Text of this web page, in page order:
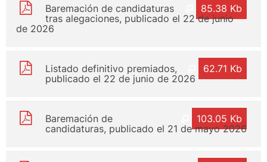
85.38 Kb
Baremación de candidaturas
tras alegaciones, publicado el 22 de junio
de 2026
62.71 Kb
Listado definitivo premiados,
publicado el 22 de junio de 2026
103.05 Kb
Baremación de
candidaturas, publicado el 21 de mayo 2026